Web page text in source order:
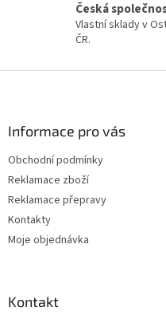
Česká
Vlastní sklady v
ČR.
Informace pro vás
Obchodní podmínky
Reklamace zboží
Reklamace přepravy
Kontakty
Moje objednávka
Kontakt